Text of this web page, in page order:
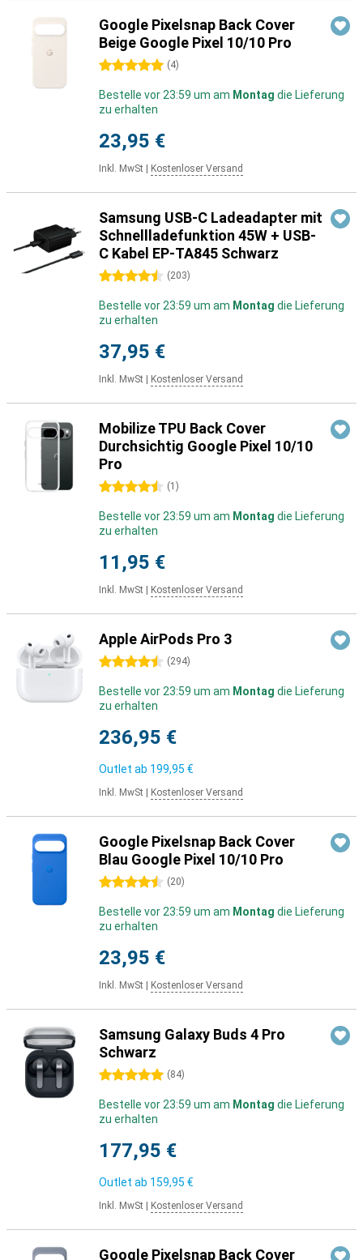
Google Pixelsnap Back Cover
Beige Google Pixel 10/10 Pro
5 Sterne (4)
Bestelle vor 23:59 um am Montag die Lieferung
zu erhalten
23,95 €
Inkl. MwSt Kostenloser Versand
Samsung USB-C Ladeadapter mit
Schnellladefunktion 45W + USB-
C Kabel EP-TA845 Schwarz
4.5 Sterne (203)
Bestelle vor 23:59 um am Montag die Lieferung
zu erhalten
37,95 €
Inkl. MwSt Kostenloser Versand
Mobilize TPU Back Cover
Durchsichtig Google Pixel 10/10
Pro
4.5 Sterne (1 )
Bestelle vor 23:59 um am Montag die Lieferung
zu erhalten
11,95 €
Inkl. MwSt Kostenloser Versand
Apple AirPods Pro 3
4.5 Sterne (294)
Bestelle vor 23:59 um am Montag die Lieferung
zu erhalten
236,95 €
Outlet ab 199,95 €
Inkl. MwSt Kostenloser Versand
Google Pixelsnap Back Cover
Blau Google Pixel 10/10 Pro
4.5 Sterne (20)
Bestelle vor 23:59 um am Montag die Lieferung
zu erhalten
23,95 €
Inkl. MwSt Kostenloser Versand
Samsung Galaxy Buds 4 Pro
Schwarz
5 Sterne (84)
Bestelle vor 23:59 um am Montag die Lieferung
zu erhalten
177,95 €
Outlet ab 159,95 €
Inkl. MwSt Kostenloser Versand
Google Pixelsnap Back Cover